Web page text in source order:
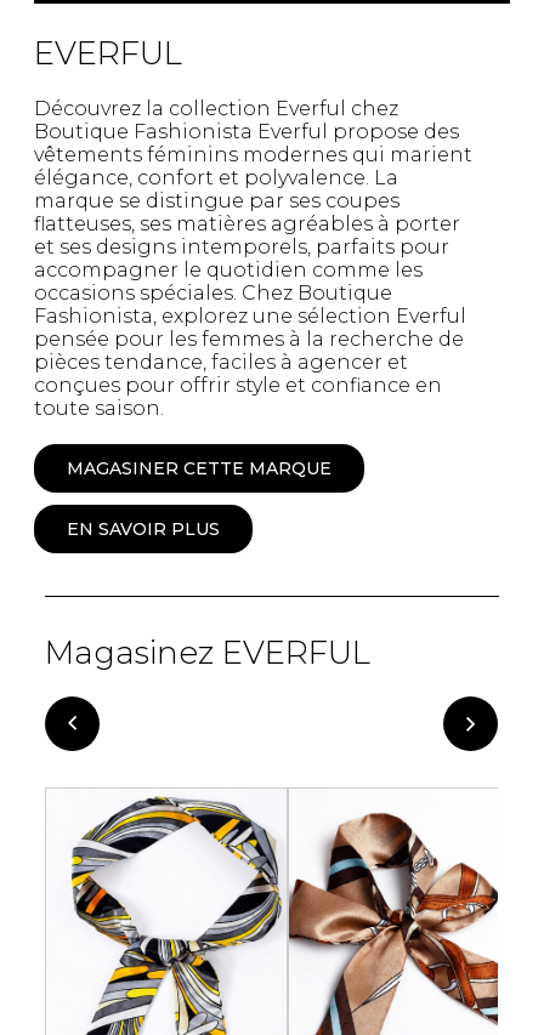
EVERFUL
Découvrez la collection Everful chez
Boutique Fashionista Everful propose des
vêtements féminins modernes qui marient
élégance, confort et polyvalence. La
marque se distingue par ses coupes
flatteuses, ses matières agréables à porter
et ses designs intemporels, parfaits pour
accompagner le quotidien comme les
occasions spéciales. Chez Boutique
Fashionista, explorez une sélection Everful
pensée pour les femmes à la recherche de
pièces tendance, faciles à agencer et
conçues pour offrir style et confiance en
toute saison.
MAGASINER CETTE MARQUE
EN SAVOIR PLUS
Magasinez EVERFUL